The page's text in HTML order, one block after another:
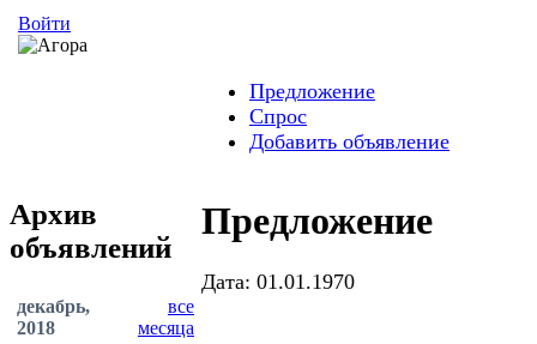
Войти
Предложение
Спрос
Добавить объявление
Архив
объявлений
декабрь,
2018
все
месяца
Предложение
Дата: 01.01.1970